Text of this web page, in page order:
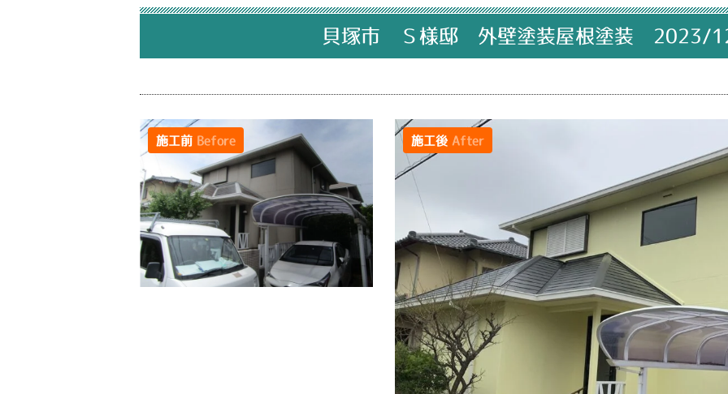
貝塚市 Ｓ様邸 外壁塗装屋根塗装 2023/
施工後 After
施工前 Before